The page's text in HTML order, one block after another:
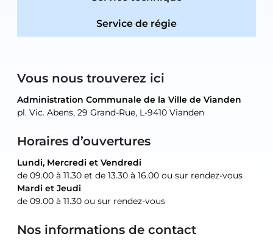
Service de régie
Vous nous trouverez ici
Administration Communale de la Ville de Vianden
pl. Vic. Abens, 29 Grand-Rue, L-9410 Vianden
Horaires d’ouvertures
Lundi, Mercredi et Vendredi
de 09.00 à 11.30 et de 13.30 à 16.00 ou sur rendez-vous
Mardi et Jeudi
de 09.00 à 11.30 ou sur rendez-vous
Nos informations de contact
Administration Communale de la Ville de Vianden
pl. Vic. Abens, 29 Grand-Rue, L-9410 Vianden
Lundi, Mercredi et Vendredi
de 09.00 à 11.30 et de 13.30 à 16.00 ou sur rendez-vous
Mardi et Jeudi
de 09.00 à 11.30 ou sur rendez-vous
Administration Communale de la Ville de Vianden
pl. Vic. Abens, 29 Grand-Rue, L-9410 Vianden
uniquement sur rendez-vous
Mail:recette@vianden.lu
Administration Communale de la Ville de Vianden
pl. Vic. Abens, 29 Grand-Rue, L-9410 Vianden
uniquement sur rendez-vous
Tel:(+352) 83 48 21-31
Atelier Communal de la Ville de Vianden
30, rue Neugarten, L-9422 Vianden
uniquement sur rendez-vous
Tel:Permanence (Fuite d’eau) : 83 48 21 61